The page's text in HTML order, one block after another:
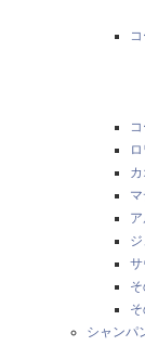
サ
シャンパ